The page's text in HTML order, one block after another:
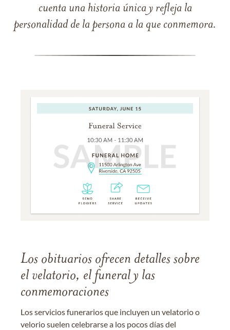
cuenta una historia única y refleja la
personalidad de la persona a la que conmemora.
Los obituarios ofrecen detalles sobre
el velatorio, el funeral y las
conmemoraciones
Los servicios funerarios que incluyen un velatorio o
velorio suelen celebrarse a los pocos días del